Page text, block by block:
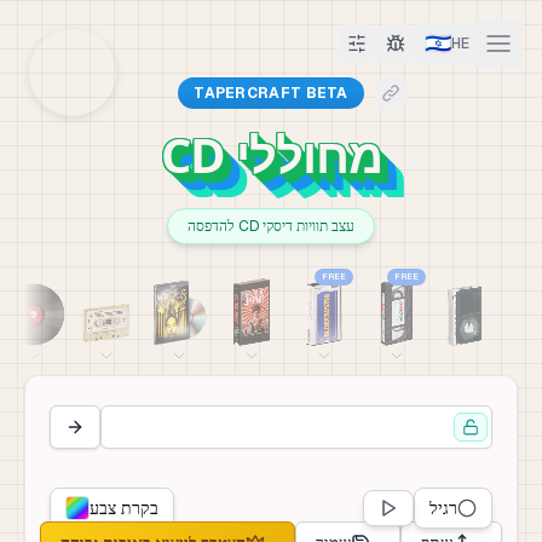
🇮🇱HE
TAPERCRAFT BETA
מחוללי CD
עצב תוויות דיסקי CD להדפסה
FREE
FREE
רגיל
בקרת צבע